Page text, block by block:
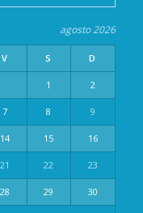
agosto 2026
V S D
1 2
7 8 9
14 15 16
21 22 23
28 29 30